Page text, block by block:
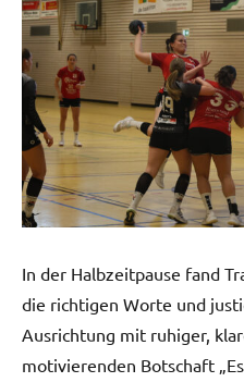
In der Halbzeitpause fand
die richtigen Worte und
Ausrichtung mit ruhiger,
motivierenden Botschaft